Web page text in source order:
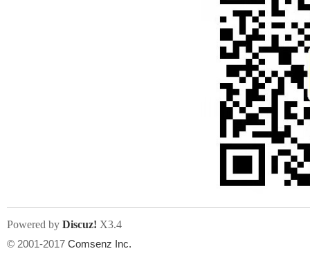
Powered by Discuz! X3.4
© 2001-2017 Comsenz Inc.